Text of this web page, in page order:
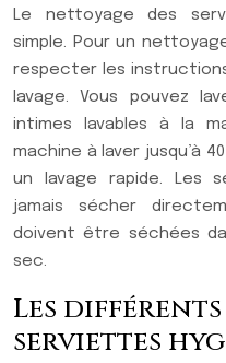
Le nettoyage des
simple. Pour un
respecter les
lavage. Vous pouvez
intimes lavables à la
machine à laver jusqu’à
un lavage rapide. Les
jamais sécher
doivent être séchées
sec.
Les différents
serviettes